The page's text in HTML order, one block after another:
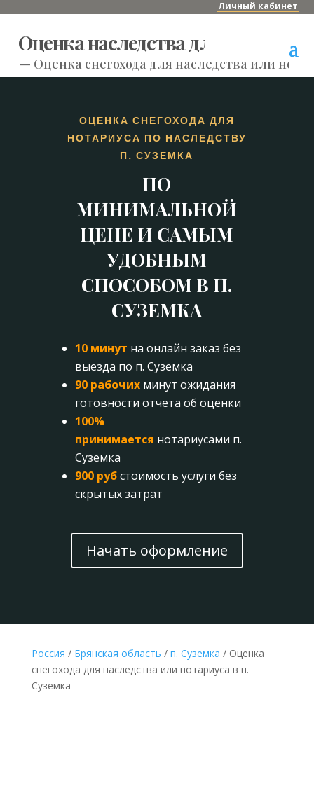
Личный кабинет
Оценка наследства для нотариуса
— Оценка снегохода для наследства или
ОЦЕНКА СНЕГОХОДА ДЛЯ
НОТАРИУСА ПО НАСЛЕДСТВУ
П. СУЗЕМКА
ПО
МИНИМАЛЬНОЙ
ЦЕНЕ И САМЫМ
УДОБНЫМ
СПОСОБОМ В П.
СУЗЕМКА
10 минут на онлайн заказ без
выезда по п. Суземка
90 рабочихминут ожидания
готовности отчета об оценки
100%
принимается нотариусами п.
Суземка
900 рубстоимость услуги без
скрытых затрат
Начать оформление
Россия / Брянская область / п. Суземка / Оценка
снегохода для наследства или нотариуса в п.
Суземка